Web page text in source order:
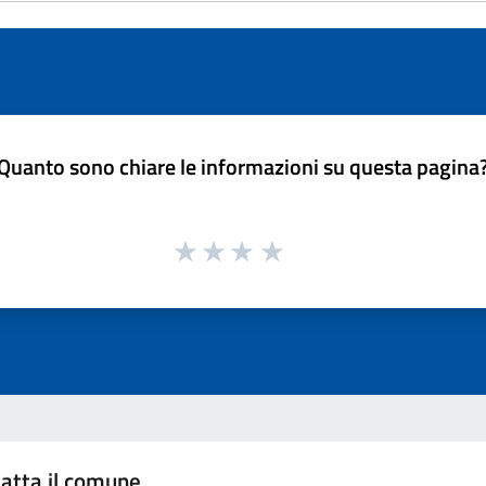
sono chiare le informazioni su questa